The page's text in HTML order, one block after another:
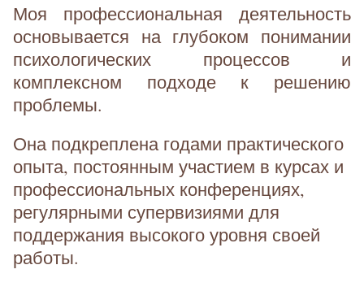
Моя профессиональная деятельность
основывается на глубоком понимании
психологических процессов и
комплексном подходе к решению
проблемы.
Она подкреплена годами практического
опыта, постоянным участием в курсах и
профессиональных конференциях,
регулярными супервизиями для
поддержания высокого уровня своей
работы.